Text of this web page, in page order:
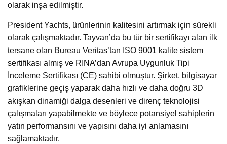
olarak inşa edilmiştir.
President Yachts, ürünlerinin kalitesini artırmak için sürekli
olarak çalışmaktadır. Tayvan’da bu tür bir sertifikayı alan ilk
tersane olan Bureau Veritas’tan ISO 9001 kalite sistem
sertifikası almış ve RINA’dan Avrupa Uygunluk Tipi
İnceleme Sertifikası (CE) sahibi olmuştur. Şirket, bilgisayar
grafiklerine geçiş yaparak daha hızlı ve daha doğru 3D
akışkan dinamiği dalga desenleri ve direnç teknolojisi
çalışmaları yapabilmekte ve böylece potansiyel sahiplerin
yatın performansını ve yapısını daha iyi anlamasını
sağlamaktadır.